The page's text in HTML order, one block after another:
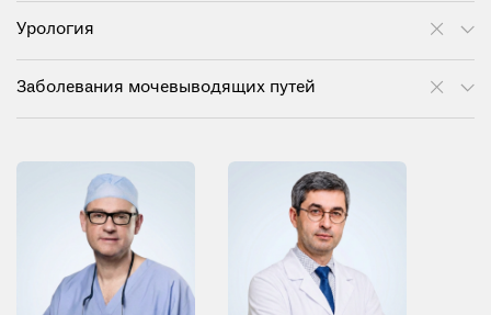
Урология
Заболевания мочевыводящих путей